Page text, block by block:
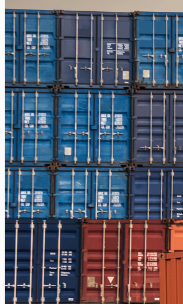
Jakarta – Gorontalo
Jakarta – Samarinda
Makassar
Makassar – Balikpapan
Makassar – Samarinda
Makassar – Ambon
Makassar – Halmahera
Makassar – Manado
Makassar – Ternate
Makassar – Biak
Makassar – Timika
Makassar – Fakfak
Makassar – Tual
Makassar – Jayapura
Makassar – Kaimana
Makassar – Sorong
Makassar – Manokwari
Makassar – Merauke
Makassar – Nabire
Makassar – Papua
Makassar – Serui
Balikpapan
Balikpapan – Makassar
Balikpapan – Papua
Balikpapan – Ternate
Balikpapan – Kendari
Balikpapan – Surabaya